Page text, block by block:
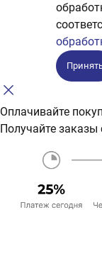
Оплачивайте
Получайте заказы